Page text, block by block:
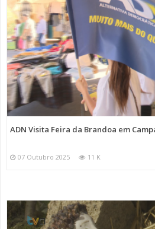
ADN Visita Feira da Brandoa em
07 Outubro 2025 11 K